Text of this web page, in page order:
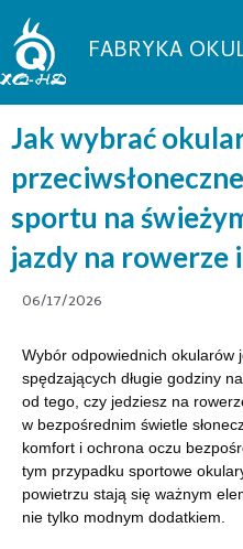
Przejdź
do
treści FABRYKA
Jak wybrać
sportu na
jazdy na rowerze
06/17/2026
Wybór odpowiednich okularów
spędzających długie godziny
od tego, czy jedziesz na
w bezpośrednim świetle
komfort i ochrona oczu
tym przypadku sportowe
powietrzu stają się ważnym
nie tylko modnym dodatkiem.